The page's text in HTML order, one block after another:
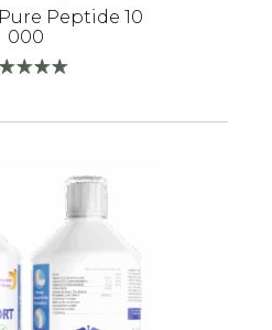
Peptide 10
000